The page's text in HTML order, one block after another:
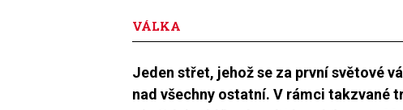
VÁLKA
Jeden střet, jehož se za první světové
nad všechny ostatní. V rámci takzvané